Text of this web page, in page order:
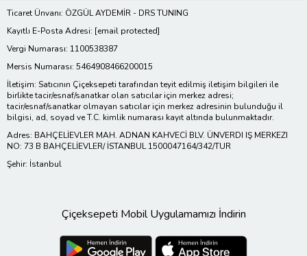
Ticaret Ünvanı: ÖZGÜL AYDEMİR - DRS TUNING
Kayıtlı E-Posta Adresi: [email protected]
Vergi Numarası: 1100538387
Mersis Numarası: 5464908466200015
İletişim: Satıcının Çiçeksepeti tarafından teyit edilmiş iletişim bilgileri ile
birlikte tacir/esnaf/sanatkar olan satıcılar için merkez adresi;
tacir/esnaf/sanatkar olmayan satıcılar için merkez adresinin bulunduğu il
bilgisi, ad, soyad ve T.C. kimlik numarası kayıt altında bulunmaktadır.
Adres: BAHÇELİEVLER MAH. ADNAN KAHVECİ BLV. ÜNVERDI IŞ MERKEZI
NO: 73 B BAHÇELİEVLER/ İSTANBUL 1500047164/342/TUR
Şehir: İstanbul
Çiçeksepeti Mobil Uygulamamızı İndirin